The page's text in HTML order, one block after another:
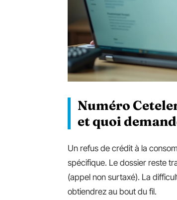
Numéro
et quoi
Un refus de crédit à la
spécifique. Le dossier reste
(appel non surtaxé). La
obtiendrez au bout du fil.